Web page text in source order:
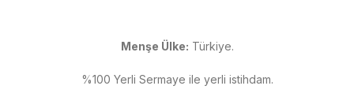
Menşe Ülke: Türkiye.
%100 Yerli Sermaye ile yerli istihdam.